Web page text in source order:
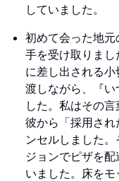
していました。
初めて会った地
手を受け取りま
に差し出される
渡しながら、『い
した。私はその
彼から「採用さ
ンセルしました
ジョンでピザを
いました。床を